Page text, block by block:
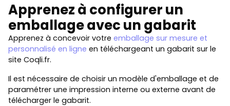
Apprenez à configurer un
emballage avec un gabarit
Apprenez à concevoir votre emballage sur mesure et
personnalisé en ligne en téléchargeant un gabarit sur le
site Coqli.fr.
Il est nécessaire de choisir un modèle d'emballage et de
paramétrer une impression interne ou externe avant de
télécharger le gabarit.